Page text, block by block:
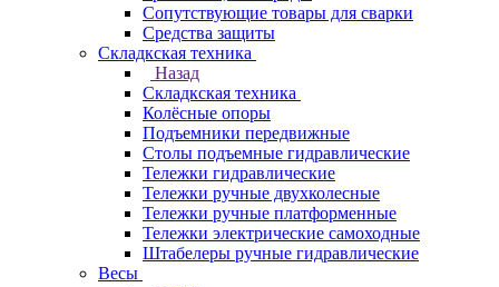
Сопутствующие товары для сварки
Средства защиты
Складкская техника
Назад
Складкская техника
Колёсные опоры
Подъемники передвижные
Столы подъемные гидравлические
Тележки гидравлические
Тележки ручные двухколесные
Тележки ручные платформенные
Тележки электрические самоходные
Штабелеры ручные гидравлические
Весы